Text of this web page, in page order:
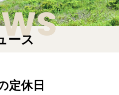
ース
定休日